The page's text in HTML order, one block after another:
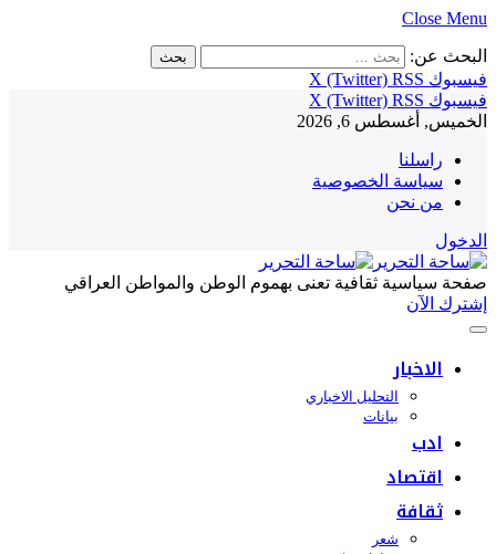
Close Menu
البحث عن:
فيسبوك
X (Twitter) RSS
فيسبوك
X (Twitter) RSS
الخميس, أغسطس 6, 2026
راسلنا
سياسة الخصوصية
من نحن
الدخول
صفحة سياسية ثقافية تعنى بهموم الوطن والمواطن العراقي
إشترك الآن
الاخبار
التحليل الاخباري
بيانات
ادب
اقتصاد
ثقافة
شعر